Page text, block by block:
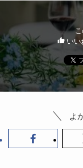
いい
よ